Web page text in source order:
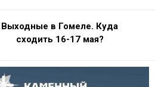
Выходные в Гомеле. Куда
сходить 16-17 мая?